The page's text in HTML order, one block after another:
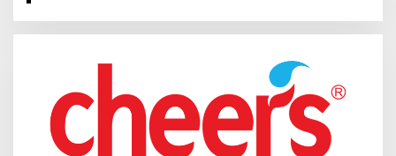
o